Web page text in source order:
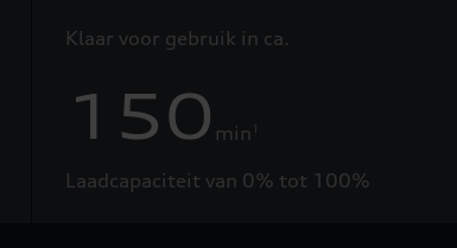
Klaar voor gebruik in ca.
150 min 1
Laadcapaciteit van 0% tot 100%